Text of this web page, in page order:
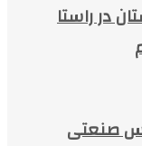
در راستا
صنعتی